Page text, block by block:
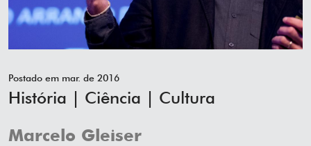
Postado em mar. de 2016
História | Ciência | Cultura
Marcelo Gleiser